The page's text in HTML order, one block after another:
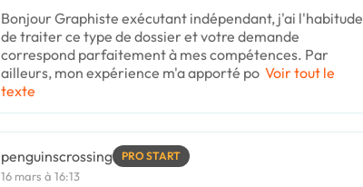
Bonjour Graphiste exécutant indépendant, j'ai l'habitude
de traiter ce type de dossier et votre demande
correspond parfaitement à mes compétences. Par
ailleurs, mon expérience m'a apporté po Voir tout le
texte
penguinscrossing PRO START
16 mars à 16:13